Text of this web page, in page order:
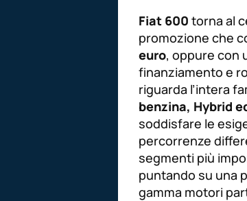
Fiat 600 torna al
promozione che
euro, oppure con
finanziamento e
riguarda l’intera
benzina, Hybrid
soddisfare le
percorrenze
segmenti più
puntando su una
gamma motori